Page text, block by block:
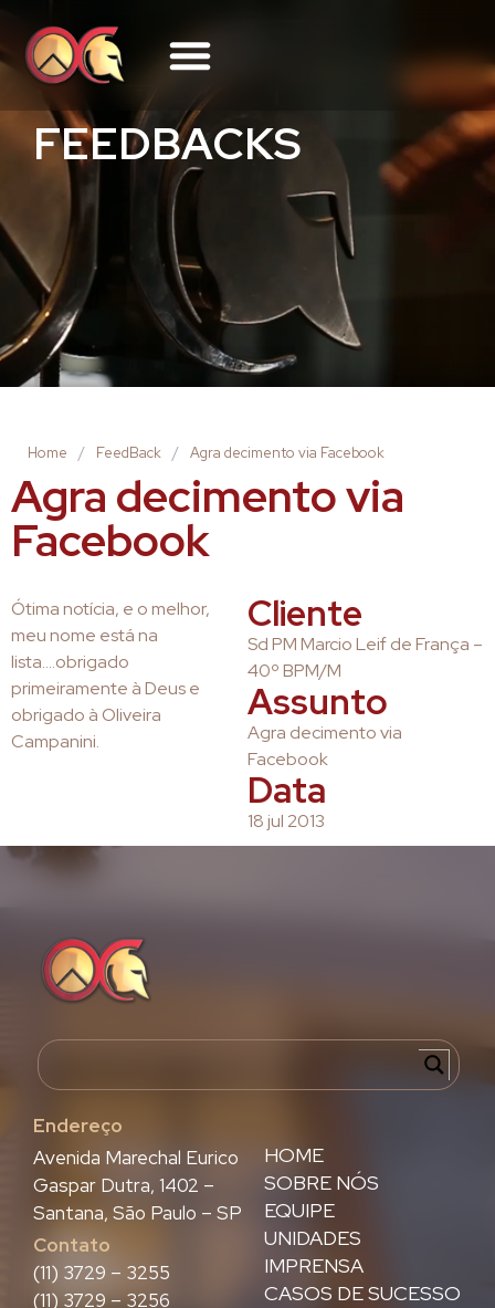
FEEDBACKS
Home / FeedBack / Agra decimento via Facebook
Agra decimento via
Facebook
Ótima notícia, e o melhor,
meu nome está na
lista….obrigado
primeiramente à Deus e
obrigado à Oliveira
Campanini.
Cliente
Sd PM Marcio Leif de França –
40º BPM/M
Assunto
Agra decimento via
Facebook
Data
18 jul 2013
Endereço
HOME
SOBRE NÓS
EQUIPE
UNIDADES
IMPRENSA
CASOS DE SUCESSO
Avenida Marechal Eurico
Gaspar Dutra, 1402 –
Santana, São Paulo – SP
Contato
(11) 3729 – 3255
(11) 3729 – 3256